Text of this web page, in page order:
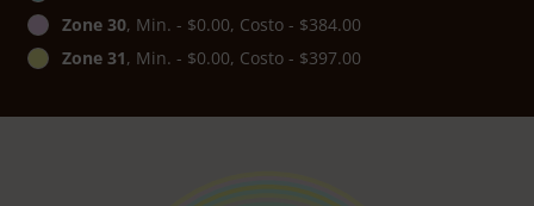
Zone 30, Min. - $0.00, Costo - $384.00
Zone 31, Min. - $0.00, Costo - $397.00